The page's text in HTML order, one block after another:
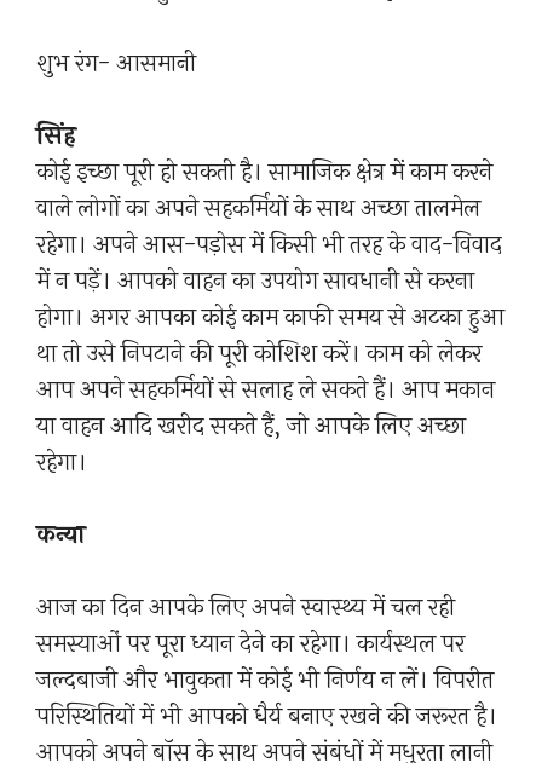
शुभ रंग- आसमानी
सिंह
कोई इच्छा पूरी हो सकती है। सामाजिक क्षेत्र में काम करने
वाले लोगों का अपने सहकर्मियों के साथ अच्छा तालमेल
रहेगा। अपने आस-पड़ोस में किसी भी तरह के वाद-विवाद
में न पड़ें। आपको वाहन का उपयोग सावधानी से करना
होगा। अगर आपका कोई काम काफी समय से अटका हुआ
था तो उसे निपटाने की पूरी कोशिश करें। काम को लेकर
आप अपने सहकर्मियों से सलाह ले सकते हैं। आप मकान
या वाहन आदि खरीद सकते हैं, जो आपके लिए अच्छा
रहेगा।
कन्या
आज का दिन आपके लिए अपने स्वास्थ्य में चल रही
समस्याओं पर पूरा ध्यान देने का रहेगा। कार्यस्थल पर
जल्दबाजी और भावुकता में कोई भी निर्णय न लें। विपरीत
परिस्थितियों में भी आपको धैर्य बनाए रखने की जरूरत है।
आपको अपने बॉस के साथ अपने संबंधों में मधुरता लानी